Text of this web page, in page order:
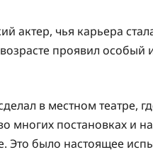
актер, чья карьера
проявил особый
в местном театре,
многих постановках и
Это было настоящее